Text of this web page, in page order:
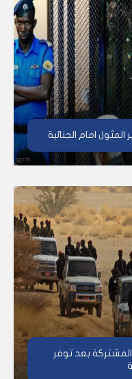
امام الجنائية
بعد توفر